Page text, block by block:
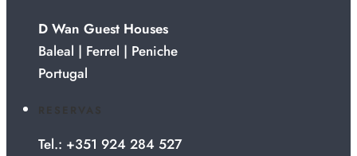
D Wan Guest Houses
Baleal | Ferrel | Peniche
Portugal
Tel.: +351 924 284 527